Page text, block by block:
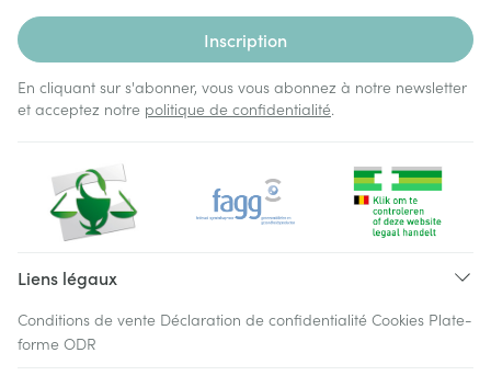
Inscription
En cliquant sur s'abonner, vous vous abonnez à notre newsletter
et acceptez notre politique de confidentialité.
Liens légaux
Conditions de vente Déclaration de confidentialité Cookies Plate-
forme ODR